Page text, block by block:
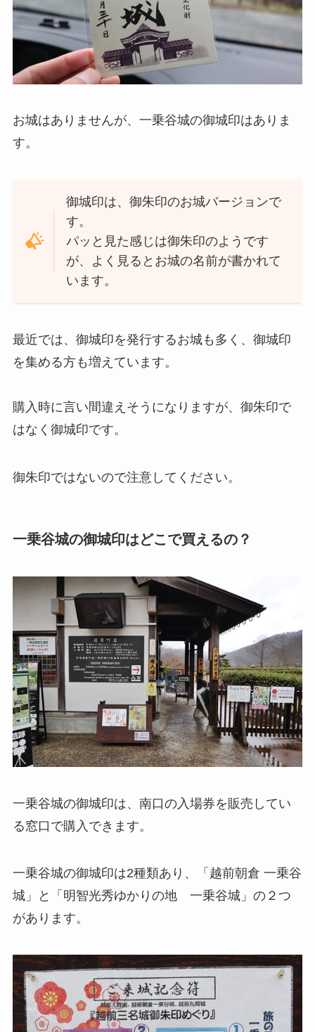
お城はありませんが、一乗谷城の御城印はありま
す。
御城印は、御朱印のお城バージョンで
す。
パッと見た感じは御朱印のようです
が、よく見るとお城の名前が書かれて
います。
最近では、御城印を発行するお城も多く、御城印
を集める方も増えています。
購入時に言い間違えそうになりますが、御朱印で
はなく御城印です。
御朱印ではないので注意してください。
一乗谷城の御城印はどこで買えるの？
一乗谷城の御城印は、南口の入場券を販売してい
る窓口で購入できます。
一乗谷城の御城印は2種類あり、「越前朝倉 一乗谷
城」と「明智光秀ゆかりの地 一乗谷城」の２つ
があります。